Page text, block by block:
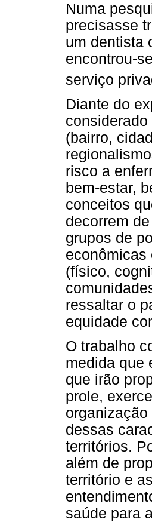
Numa
precisasse
um dentista
encontrou-
serviço
Diante do
(bairro,
risco a
bem-estar,
conceitos
decorrem
grupos de
econômicas
(físico,
ressaltar o
equidade
O trabalho
medida que
que irão
prole,
dessas
territórios.
além de
território e
saúde para